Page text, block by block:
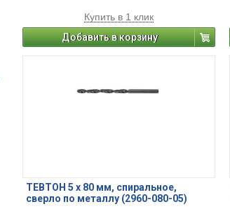
Купить в 1 клик
Добавить в корзину
ТЕВТОН 5 x 80 мм, спиральное,
сверло по металлу (2960-080-05)